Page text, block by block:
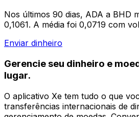
Nos últimos 90 dias, ADA a BHD
0,1061. A média foi 0,0719 com
Enviar dinheiro
Gerencie seu dinheiro e
lugar.
O aplicativo Xe tem tudo o que
transferências internacionais de